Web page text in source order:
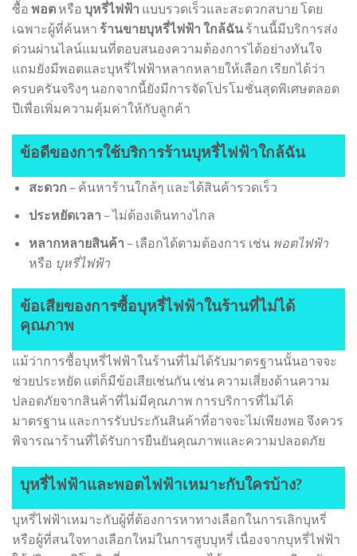
ซื้อ พอต หรือ บุหรี่ไฟฟ้า แบบรวดเร็วและสะดวกสบาย โดย
เฉพาะผู้ที่ค้นหา ร้านขายบุหรี่ไฟฟ้า ใกล้ฉัน ร้านนี้มีบริการส่ง
ด่วนผ่านไลน์แมนที่ตอบสนองความต้องการได้อย่างทันใจ
แถมยังมีพอตและบุหรี่ไฟฟ้าหลากหลายให้เลือก เรียกได้ว่า
ครบครันจริงๆ นอกจากนี้ยังมีการจัดโปรโมชั่นสุดพิเศษตลอด
ปีเพื่อเพิ่มความคุ้มค่าให้กับลูกค้า
ข้อดีของการใช้บริการร้านบุหรี่ไฟฟ้าใกล้ฉัน
สะดวก – ค้นหาร้านใกล้ๆ และได้สินค้ารวดเร็ว
ประหยัดเวลา – ไม่ต้องเดินทางไกล
หลากหลายสินค้า – เลือกได้ตามต้องการ เช่น พอตไฟฟ้า
หรือ บุหรี่ไฟฟ้า
ข้อเสียของการซื้อบุหรี่ไฟฟ้าในร้านที่ไม่ได้
คุณภาพ
แม้ว่าการซื้อบุหรี่ไฟฟ้าในร้านที่ไม่ได้รับมาตรฐานนั้นอาจจะ
ช่วยประหยัด แต่ก็มีข้อเสียเช่นกัน เช่น ความเสี่ยงด้านความ
ปลอดภัยจากสินค้าที่ไม่มีคุณภาพ การบริการที่ไม่ได้
มาตรฐาน และการรับประกันสินค้าที่อาจจะไม่เพียงพอ จึงควร
พิจารณาร้านที่ได้รับการยืนยันคุณภาพและความปลอดภัย
บุหรี่ไฟฟ้าและพอตไฟฟ้าเหมาะกับใครบ้าง?
บุหรี่ไฟฟ้าเหมาะกับผู้ที่ต้องการหาทางเลือกในการเลิกบุหรี่
หรือผู้ที่สนใจทางเลือกใหม่ในการสูบบุหรี่ เนื่องจากบุหรี่ไฟฟ้า